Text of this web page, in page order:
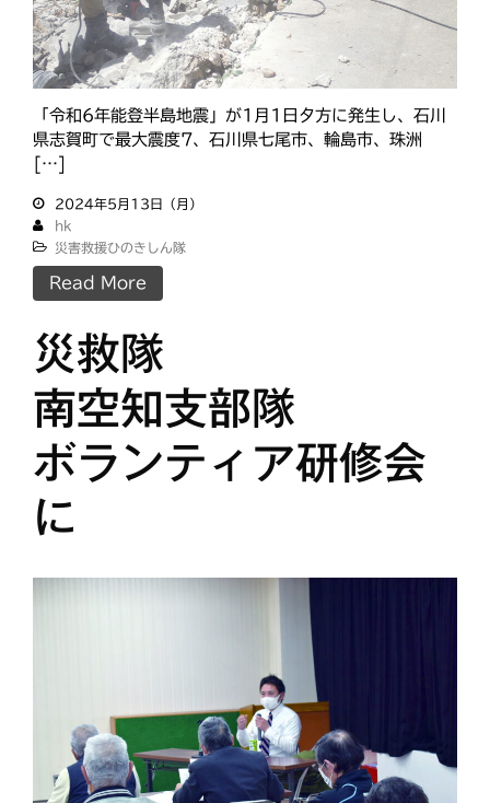
「令和6年能登半島地震」が1月1日夕方に発生し、石川
県志賀町で最大震度7、石川県七尾市、輪島市、珠洲
[…]
2024年5月13日（月）
hk
災害救援ひのきしん隊
Read More
災救隊
南空知支部隊
ボランティア研修会
に